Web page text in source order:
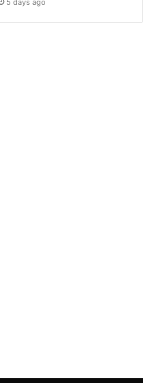
5 days ago